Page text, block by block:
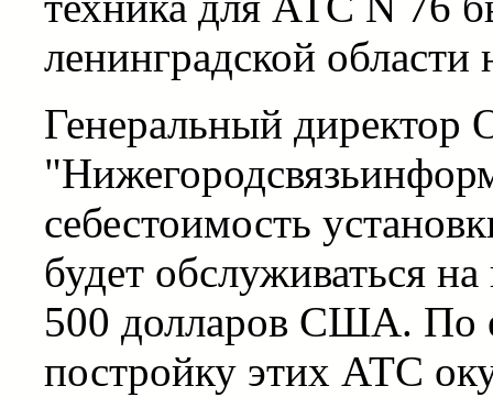
ленинградской области
Генеральный директор
себестоимость
будет обслуживаться
500 долларов США. По
постройку этих АТС